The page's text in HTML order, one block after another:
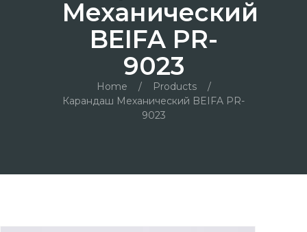
Механический
BEIFA PR-
9023
Home / Products
/
Карандаш Механический BEIFA PR-
9023